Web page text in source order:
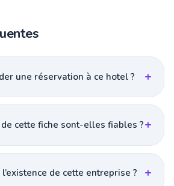
une réservation à ce hotel ?
cette fiche sont-elles fiables ?
de cette entreprise ?